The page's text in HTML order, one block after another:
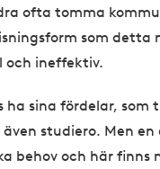
ofta tomma
som detta
och ineffektiv.
ha sina fördelar, som
studiero. Men en
behov och här finns